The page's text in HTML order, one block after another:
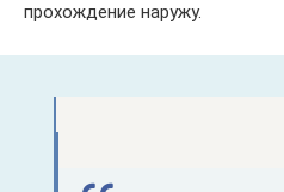
прохождение наружу.